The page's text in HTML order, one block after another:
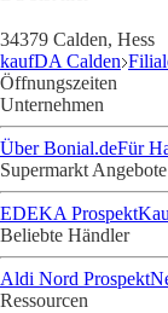
34379 Calden, Hess
kaufDA Calden
Öffnungszeiten
Unternehmen
Über Bonial.deFür
Supermarkt Angebote
EDEKA Prospekt
Beliebte Händler
Aldi Nord Prospekt
Ressourcen